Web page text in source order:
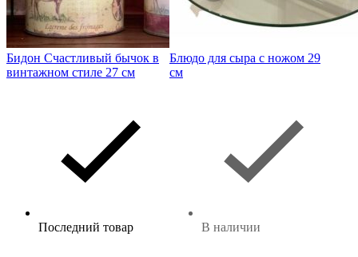
Бидон Счастливый бычок в
винтажном стиле 27 см
Последний товар
Блюдо для сыра с ножом 29
см
В наличии